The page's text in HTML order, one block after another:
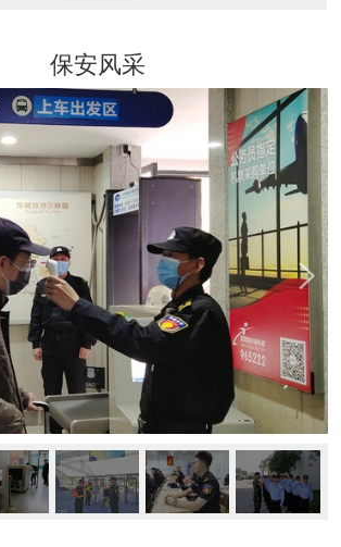
保安风采